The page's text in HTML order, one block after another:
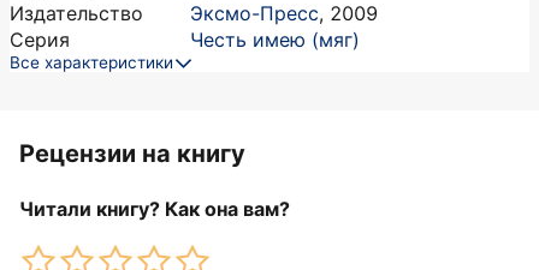
Издательство
Эксмо-Пресс, 2009
Серия
Честь имею (мяг)
Все характеристики
Рецензии на книгу
Читали книгу? Как она вам?